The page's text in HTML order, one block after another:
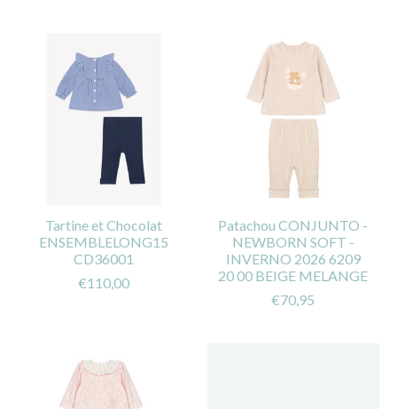
Tartine et Chocolat
ENSEMBLELONG15
CD36001
€110,00
Patachou CONJUNTO -
NEWBORN SOFT -
INVERNO 2026 6209
20 00 BEIGE MELANGE
€70,95